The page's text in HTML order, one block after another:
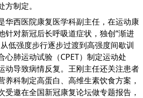
制定。
华西医院康复医学科副主任，在运动康
针对新冠后长呼吸道症状，独创“渐进
低强度步行逐步过渡到高强度间歇训
心肺运动试验（CPET）制定运动处
动导致病情反复。王刚主任还关注患者
养科制定高蛋白、高维生素饮食方案，
受邀在全国新冠康复论坛做专题报告，